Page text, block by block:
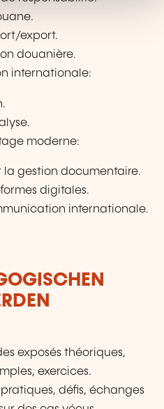
export.
douanière.
internationale:
moderne:
la gestion documentaire.
digitales.
internationale.
exposés théoriques,
exercices.
défis, échanges